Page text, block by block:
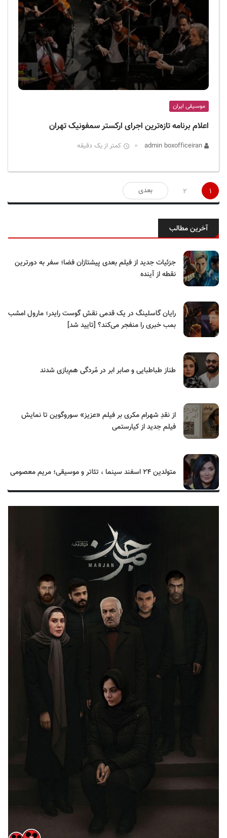
موسیقی ایران
اعلام برنامه تازه‌ترین اجرای ارکستر سمفونیک تهران
کمتر از یک دقیقه
صفحه‌بندی
نوشته‌ها
1
2 بعدی
آخرین مطالب
جزئیات جدید از فیلم بعدی پیشتازان فضا؛ سفر به دورترین
نقطه از آینده
رایان گاسلینگ در یک قدمی نقش گوست رایدر؛ مارول امشب
بمب خبری را منفجر می‌کند؟ [تایید شد]
طناز طباطبایی و صابر ابر در مُردگی هم‌بازی شدند
از نقدِ شهرام مکری بر فیلم «عزیز» سوروگوین تا نمایش
فیلم جدید از کیارستمی
متولدین ۲۴ اسفند سینما ، تئاتر و موسیقی؛ مریم معصومی